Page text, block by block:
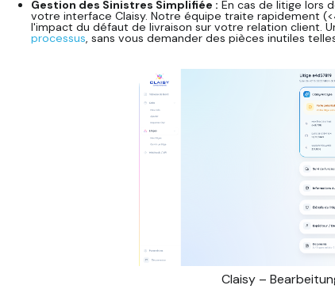
Gestion des Sinistres Simplifiée : En cas de litige lors
votre interface Claisy. Notre équipe traite rapidement
l'impact du défaut de livraison sur votre relation client.
processus, sans vous demander des pièces inutiles
Claisy –